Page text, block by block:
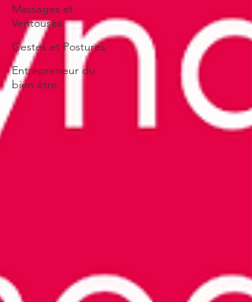
Massages et
Ventouses
Gestes et Postures
Entrepreneur du
bien être